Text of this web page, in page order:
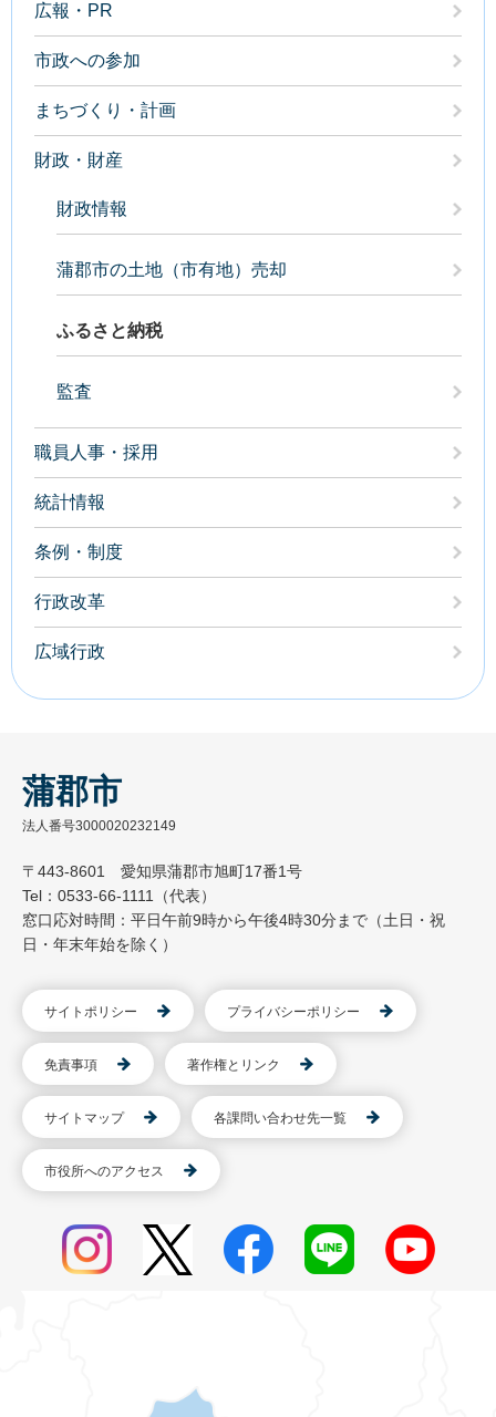
広報・PR
市政への参加
まちづくり・計画
財政・財産
財政情報
蒲郡市の土地（市有地）売却
ふるさと納税
監査
職員人事・採用
統計情報
条例・制度
行政改革
広域行政
蒲郡市
法人番号3000020232149
〒443-8601 愛知県蒲郡市旭町17番1号
Tel：0533-66-1111（代表）
窓口応対時間：平日午前9時から午後4時30分まで（土日・祝
日・年末年始を除く）
サイトポリシー プライバシーポリシー
免責事項 著作権とリンク
サイトマップ 各課問い合わせ先一覧
市役所へのアクセス